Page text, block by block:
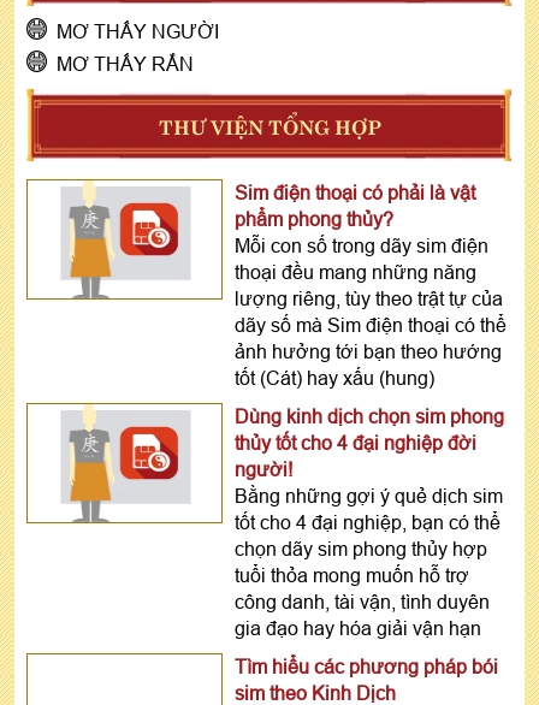
MƠ THẤY NGƯỜI
MƠ THẤY RẮN
THƯ VIỆN TỔNG HỢP
Sim điện thoại có phải là vật
phẩm phong thủy?
Mỗi con số trong dãy sim điện
thoại đều mang những năng
lượng riêng, tùy theo trật tự của
dãy số mà Sim điện thoại có thể
ảnh hưởng tới bạn theo hướng
tốt (Cát) hay xấu (hung)
Dùng kinh dịch chọn sim phong
thủy tốt cho 4 đại nghiệp đời
người!
Bằng những gợi ý quẻ dịch sim
tốt cho 4 đại nghiệp, bạn có thể
chọn dãy sim phong thủy hợp
tuổi thỏa mong muốn hỗ trợ
công danh, tài vận, tình duyên
gia đạo hay hóa giải vận hạn
Tìm hiểu các phương pháp bói
sim theo Kinh Dịch